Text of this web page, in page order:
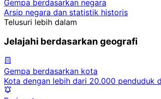
Gempa berdasarkan negara
Arsip negara dan statistik historis
Telusuri lebih dalam
Jelajahi berdasarkan geografi
Gempa berdasarkan kota
Kota dengan lebih dari 20.000 penduduk